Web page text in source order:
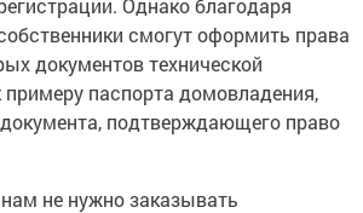
Однако благодаря
смогут оформить права
документов технической
примеру паспорта домовладения,
подтверждающего право
не нужно заказывать